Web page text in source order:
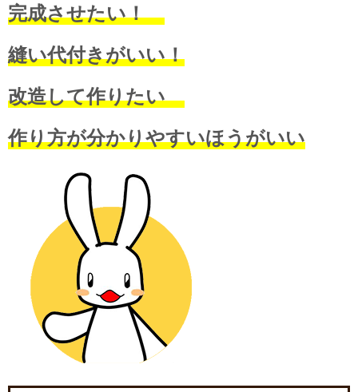
完成させたい！
縫い代付きがいい！
改造して作りたい
作り方が分かりやすいほうがいい